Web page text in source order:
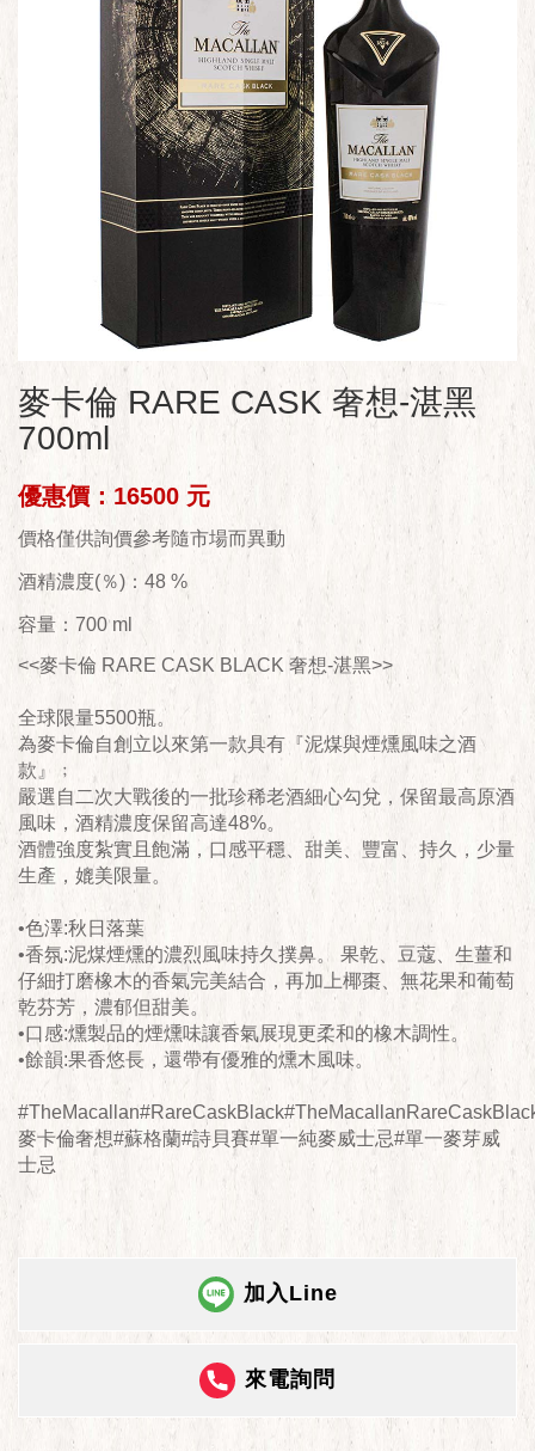
麥卡倫 RARE CASK 奢想-湛黑
700ml
優惠價：16500 元
價格僅供詢價參考隨市場而異動
酒精濃度(％)：48 %
容量：700 ml
<<麥卡倫 RARE CASK BLACK 奢想-湛黑>>
全球限量5500瓶。
為麥卡倫自創立以來第一款具有『泥煤與煙燻風味之酒
款』﹔
嚴選自二次大戰後的一批珍稀老酒細心勾兌，保留最高原酒
風味，酒精濃度保留高達48%。
酒體強度紮實且飽滿，口感平穩、甜美、豐富、持久，少量
生產，媲美限量。
•色澤:秋日落葉
•香氛:泥煤煙燻的濃烈風味持久撲鼻。 果乾、豆蔻、生薑和
仔細打磨橡木的香氣完美結合，再加上椰棗、無花果和葡萄
乾芬芳，濃郁但甜美。
•口感:燻製品的煙燻味讓香氣展現更柔和的橡木調性。
•餘韻:果香悠長，還帶有優雅的燻木風味。
麥卡倫奢想#蘇格蘭#詩貝賽#單一純麥威士忌#單一麥芽威
士忌
加入Line
來電詢問